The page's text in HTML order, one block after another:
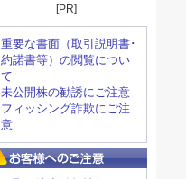
[PR]
重要な書面（取引説明書･
約諾書等）の閲覧につい
て
未公開株の勧誘にご注意
フィッシング詐欺にご注
意